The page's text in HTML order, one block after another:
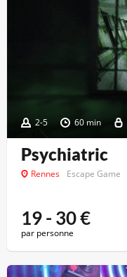
2-5 60 min
Psychiatric
Rennes Escape Game
19 - 30€
par personne